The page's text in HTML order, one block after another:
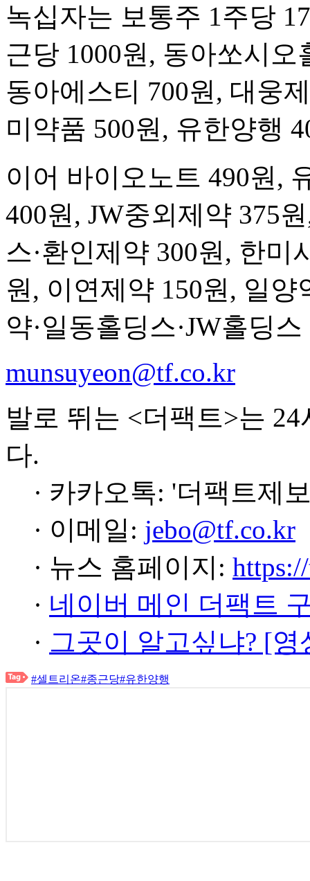
녹십자는 보통주 1주당
근당 1000원, 동아쏘시오
동아에스티 700원, 대웅
미약품 500원, 유한양행
이어 바이오노트 490원,
400원, JW중외제약 375
스·환인제약 300원, 한미
원, 이연제약 150원, 일양
약·일동홀딩스·JW홀딩
munsuyeon@tf.co.kr
발로 뛰는 <더팩트>는
다.
· 카카오톡: '더팩트제
· 이메일: jebo@tf.co.kr
· 뉴스 홈페이지:
· 네이버 메인 더팩트
· 그곳이 알고싶냐? [
#셀트리온#종근당#유한양행